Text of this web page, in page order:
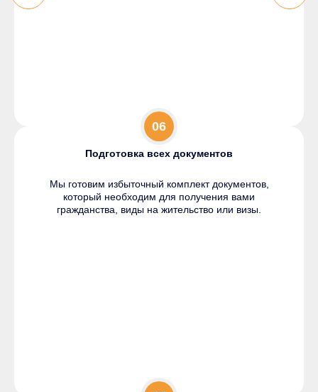
06
Подготовка всех документов
Мы готовим избыточный комплект документов,
который необходим для получения вами
гражданства, виды на жительство или визы.